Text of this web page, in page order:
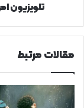
تلویزیون
مقالات مرتبط